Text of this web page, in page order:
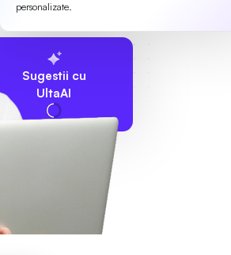
personalizate.
Sugestii cu
UltaAI